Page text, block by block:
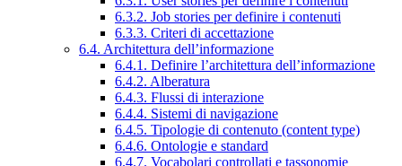
6.3.2. Job stories per definire i contenuti
6.3.3. Criteri di accettazione
6.4. Architettura dell’informazione
6.4.1. Definire l’architettura dell’informazione
6.4.2. Alberatura
6.4.3. Flussi di interazione
6.4.4. Sistemi di navigazione
6.4.5. Tipologie di contenuto (content type)
6.4.6. Ontologie e standard
6.4.7. Vocabolari controllati e tassonomie